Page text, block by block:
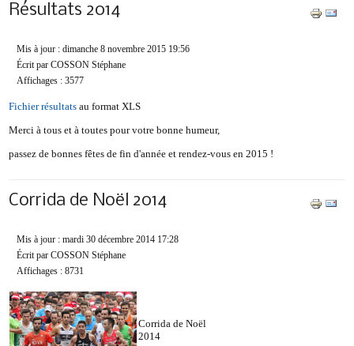
Résultats 2014
Mis à jour : dimanche 8 novembre 2015 19:56
Écrit par COSSON Stéphane
Affichages : 3577
Fichier résultats au format XLS
Merci à tous et à toutes pour votre bonne humeur,
passez de bonnes fêtes de fin d'année et rendez-vous en 2015 !
Corrida de Noël 2014
Mis à jour : mardi 30 décembre 2014 17:28
Écrit par COSSON Stéphane
Affichages : 8731
Corrida de Noël
2014